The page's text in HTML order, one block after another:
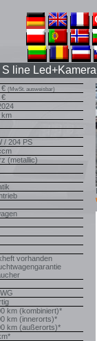
line
€ (MwSt. ausweisbar)
€
km
/ 204 PS
(metallic)
vorhanden
km (kombiniert)*
km (innerorts)*
km (außerorts)*